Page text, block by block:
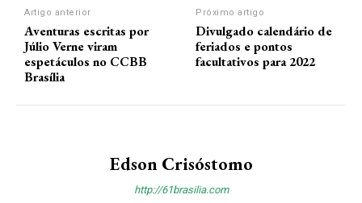
Artigo anterior
Aventuras escritas por
Júlio Verne viram
espetáculos no CCBB
Brasília
Próximo artigo
Divulgado calendário de
feriados e pontos
facultativos para 2022
Edson Crisóstomo
http://61brasilia.com